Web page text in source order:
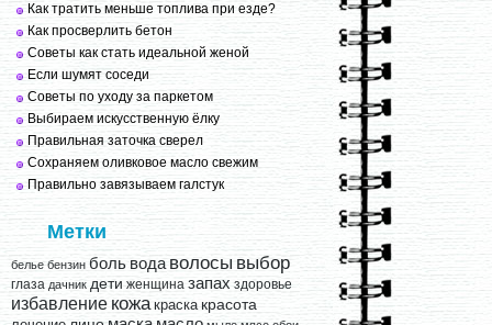
Как тратить меньше топлива при езде?
Как просверлить бетон
Советы как стать идеальной женой
Если шумят соседи
Советы по уходу за паркетом
Выбираем искусственную ёлку
Правильная заточка сверел
Сохраняем оливковое масло свежим
Правильно завязываем галстук
Метки
белье бензин боль вода волосы выбор
глаза дачник дети женщина запах здоровье
избавление кожа краска красота